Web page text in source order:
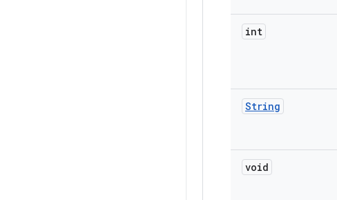
int
String
void